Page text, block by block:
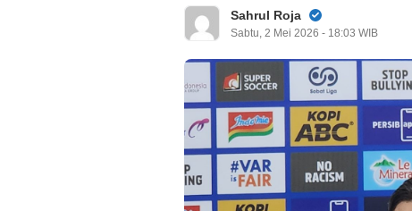
Sahrul Roja
Sabtu, 2 Mei 2026 - 18:03 WIB